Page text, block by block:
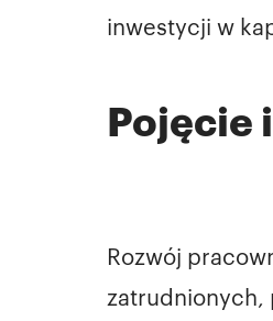
inwestycji w
Pojęcie
Rozwój
zatrudnionych,